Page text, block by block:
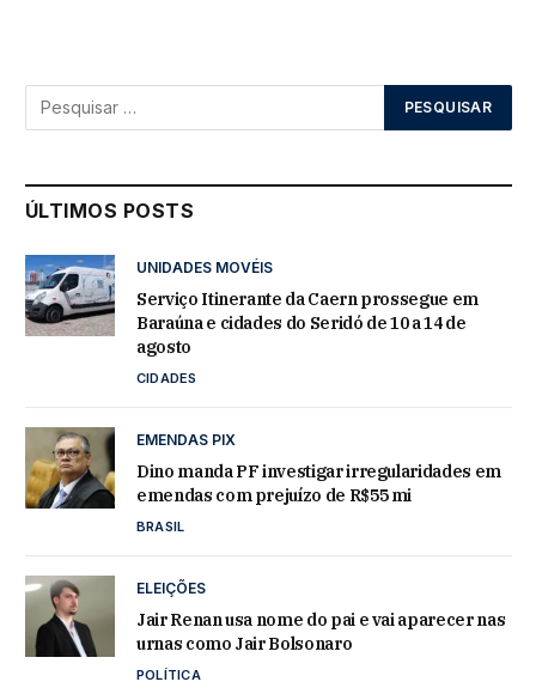
ÚLTIMOS POSTS
UNIDADES MOVÉIS
Serviço Itinerante da Caern prossegue em
Baraúna e cidades do Seridó de 10 a 14 de
agosto
CIDADES
EMENDAS PIX
Dino manda PF investigar irregularidades em
emendas com prejuízo de R$55 mi
BRASIL
ELEIÇÕES
Jair Renan usa nome do pai e vai aparecer nas
urnas como Jair Bolsonaro
POLÍTICA